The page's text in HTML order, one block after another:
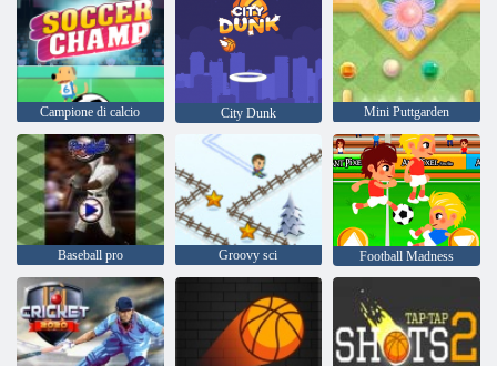
Campione di calcio City Dunk Mini Puttgarden
Baseball pro Groovy sci Football Madness